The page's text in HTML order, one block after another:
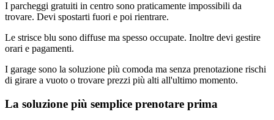
I parcheggi gratuiti in centro sono praticamente impossibili da
trovare. Devi spostarti fuori e poi rientrare.
Le strisce blu sono diffuse ma spesso occupate. Inoltre devi gestire
orari e pagamenti.
I garage sono la soluzione più comoda ma senza prenotazione rischi
di girare a vuoto o trovare prezzi più alti all'ultimo momento.
La soluzione più semplice prenotare prima